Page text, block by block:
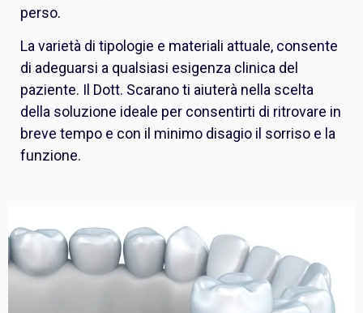
perso.
La varietà di tipologie e materiali attuale, consente
di adeguarsi a qualsiasi esigenza clinica del
paziente. Il Dott. Scarano ti aiuterà nella scelta
della soluzione ideale per consentirti di ritrovare in
breve tempo e con il minimo disagio il sorriso e la
funzione.